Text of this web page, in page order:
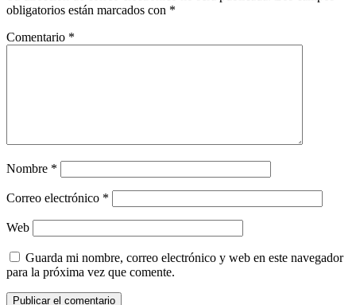
obligatorios están marcados con *
Comentario *
Nombre *
Correo electrónico *
Web
Guarda mi nombre, correo electrónico y web en este navegador
para la próxima vez que comente.